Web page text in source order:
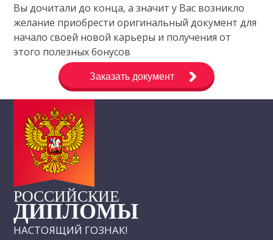
Вы дочитали до конца, а значит у Вас возникло
желание приобрести оригинальный документ для
начало своей новой карьеры и получения от
этого полезных бонусов
Заказать документ
РОССИЙСКИЕ
ДИПЛОМЫ
НАСТОЯЩИЙ ГОЗНАК!